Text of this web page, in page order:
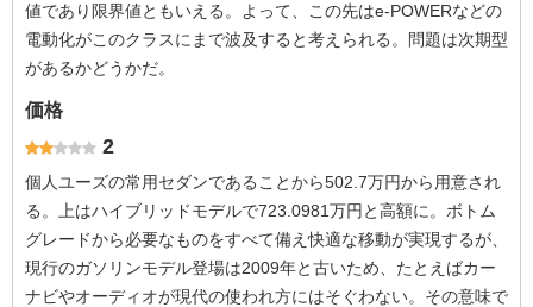
値であり限界値ともいえる。よって、この先はe-POWERなどの
電動化がこのクラスにまで波及すると考えられる。問題は次期型
があるかどうかだ。
価格
2
個人ユーズの常用セダンであることから502.7万円から用意され
る。上はハイブリッドモデルで723.0981万円と高額に。ボトム
グレードから必要なものをすべて備え快適な移動が実現するが、
現行のガソリンモデル登場は2009年と古いため、たとえばカー
ナビやオーディオが現代の使われ方にはそぐわない。その意味で